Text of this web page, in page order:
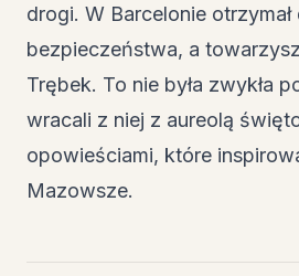
drogi. W Barcelonie
bezpieczeństwa, a
Trębek. To nie była zwykła
wracali z niej z aureolą
opowieściami, które
Mazowsze.